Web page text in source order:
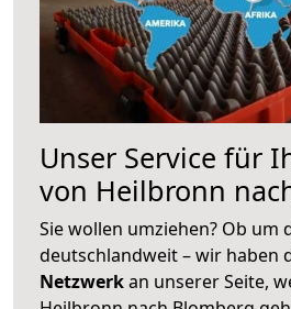
Unser Service für
von Heilbronn
Sie wollen umziehen? Ob um
deutschlandweit – wir haben
Netzwerkan unserer Seite,